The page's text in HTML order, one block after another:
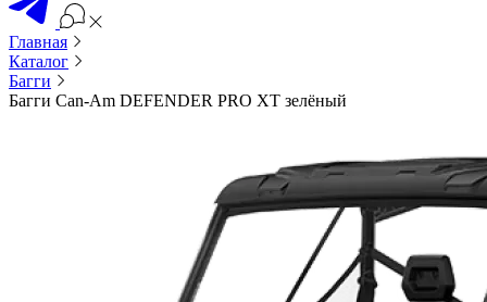
Главная
Каталог
Багги
Багги Can-Am DEFENDER PRO XT зелёный